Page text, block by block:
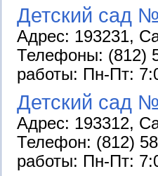
Детский сад
Адрес: 193231,
Телефоны: (812)
работы: Пн-Пт:
Детский сад
Адрес: 193312,
Телефон: (812)
работы: Пн-Пт: